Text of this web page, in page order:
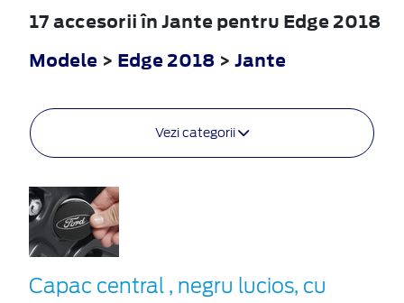
17 accesorii în Jante pentru Edge 2018
Modele > Edge 2018 > Jante
Vezi categorii
Capac central , negru lucios, cu